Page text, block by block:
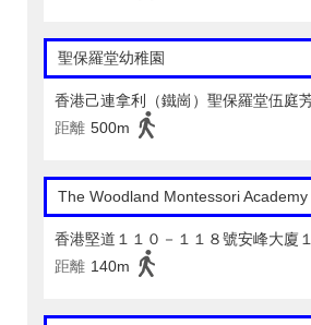
聖保羅堂幼稚園
香港己連拿利（鐵崗）聖保羅堂伍庭
距離 500m
The Woodland Montessori
香港堅道１１０－１１８號安峰大廈
距離 140m